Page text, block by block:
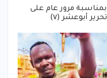
بمناسبة مرور عام على
تحرير أبوعشر (٧)